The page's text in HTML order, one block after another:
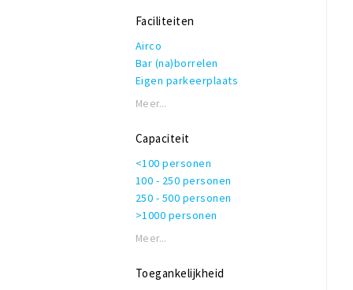
Folk
Faciliteiten
Airco
Bar (na)borrelen
Eigen parkeerplaats
Garderobe
Rolstoeltoegankelijk
Invalidentoilet
Kindvriendelijk
Private dining
Rookruimte
Reserveren mogelijk
Terras of binnentuin
WiFi
Meer...
Capaciteit
<100 personen
100 - 250 personen
250 - 500 personen
>1000 personen
Meer...
Toegankelijkheid